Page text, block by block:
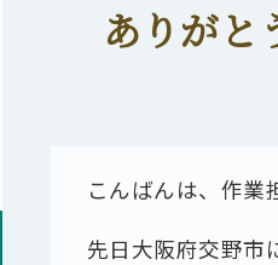
ありがと
こんばんは、作業
先日大阪府交野市